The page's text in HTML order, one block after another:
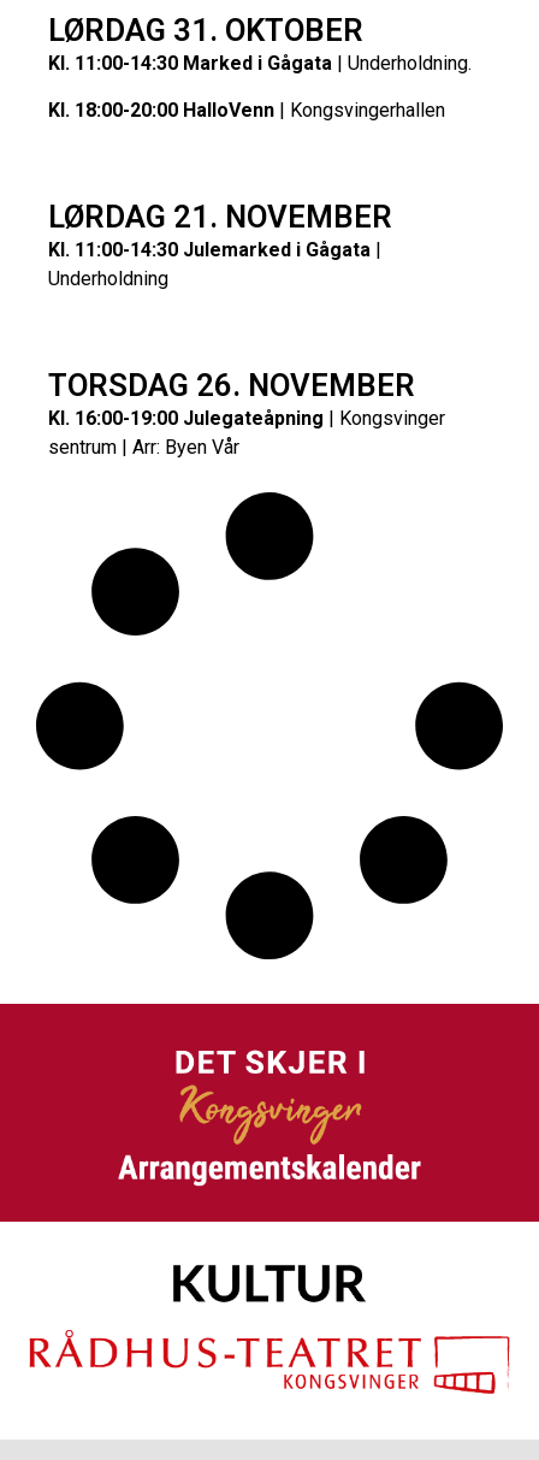
LØRDAG 31. OKTOBER
Kl. 11:00-14:30 Marked i Gågata | Underholdning.
Kl. 18:00-20:00 HalloVenn | Kongsvingerhallen
LØRDAG 21. NOVEMBER
Kl. 11:00-14:30 Julemarked i Gågata |
Underholdning
TORSDAG 26. NOVEMBER
Kl. 16:00-19:00 Julegateåpning | Kongsvinger
sentrum | Arr: Byen Vår